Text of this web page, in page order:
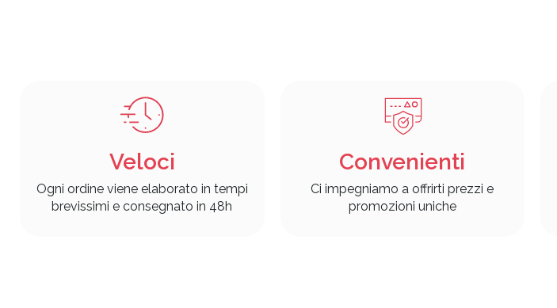
Veloci
Ogni ordine viene elaborato in tempi
brevissimi e consegnato in 48h
Convenienti
Ci impegniamo a offrirti prezzi e
promozioni uniche